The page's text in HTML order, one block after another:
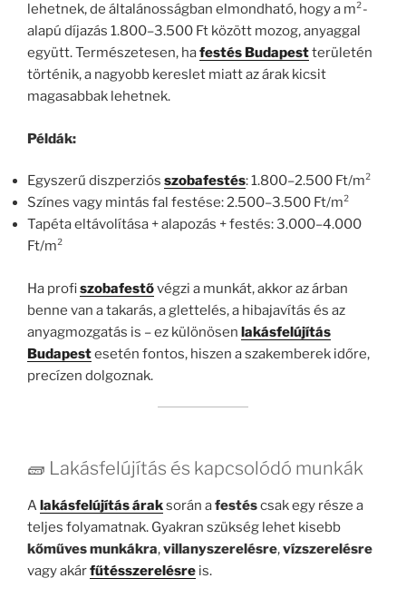
lehetnek, de általánosságban elmondható, hogy a m²-
alapú díjazás 1.800–3.500 Ft között mozog, anyaggal
együtt. Természetesen, hafestés Budapestterületén
történik, a nagyobb kereslet miatt az árak kicsit
magasabbak lehetnek.
Példák:
Egyszerű diszperziós szobafestés: 1.800–2.500 Ft/m²
Színes vagy mintás fal festése: 2.500–3.500 Ft/m²
Tapéta eltávolítása + alapozás + festés: 3.000–4.000
Ft/m²
Ha profiszobafestővégzi a munkát, akkor az árban
benne van a takarás, a glettelés, a hibajavítás és az
anyagmozgatás is – ez különösen lakásfelújítás
Budapestesetén fontos, hiszen a szakemberek időre,
precízen dolgoznak.
🧱 Lakásfelújítás és kapcsolódó munkák
Alakásfelújítás áraksorán afestéscsak egy része a
teljes folyamatnak. Gyakran szükség lehet kisebb
kőműves munkákra,villanyszerelésre,vízszerelésre
vagy akárfűtésszerelésre is.